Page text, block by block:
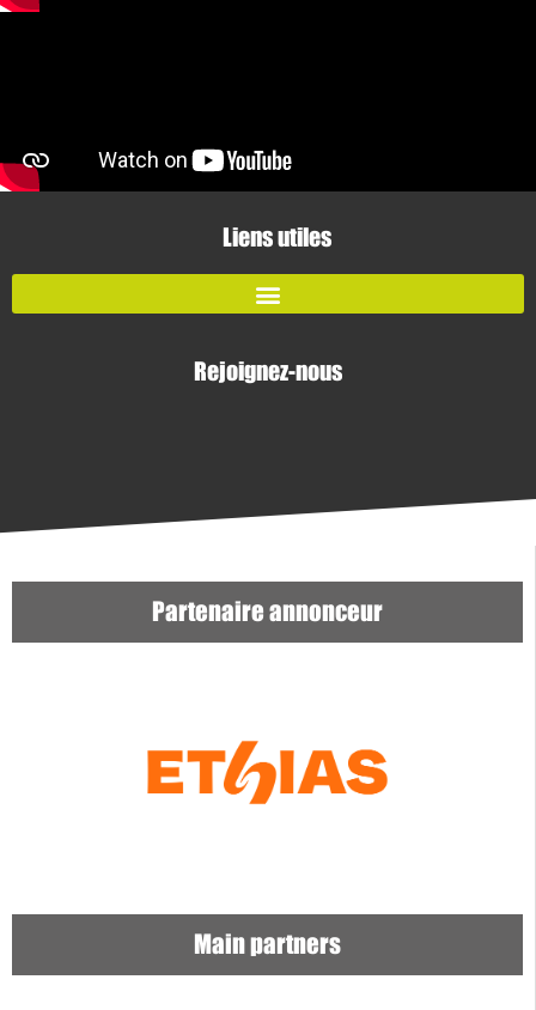
Liens utiles
Rejoignez-nous
Partenaire annonceur
Main partners